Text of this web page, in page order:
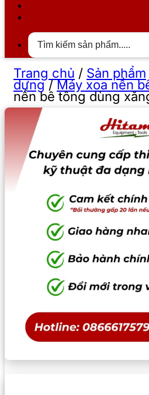
Trang chủ / Sản phẩm
dựng/Máy xoa nền
nền bê tông dùng